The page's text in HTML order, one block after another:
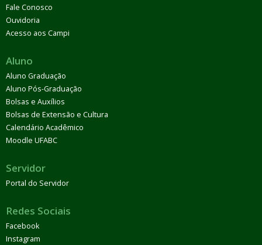
Fale Conosco
Ouvidoria
Acesso aos Campi
Aluno
Aluno Graduação
Aluno Pós-Graduação
Bolsas e Auxílios
Bolsas de Extensão e Cultura
Calendário Acadêmico
Moodle UFABC
Servidor
Portal do Servidor
Redes Sociais
Facebook
Instagram